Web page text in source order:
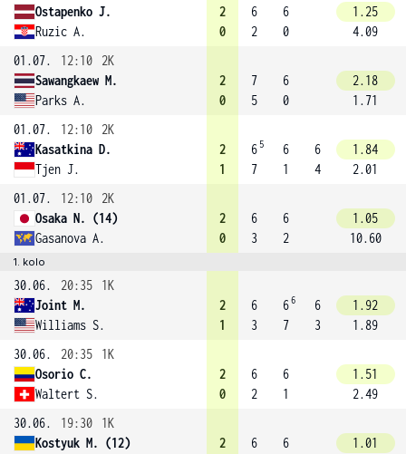
Ostapenko J.
Ruzic A.
2
0
6
2
6
0
1.25
4.09
01.07.
12:10
2K
Sawangkaew M.
Parks A.
2
0
7
5
6
0
2.18
1.71
01.07.
12:10
2K
Kasatkina D.
Tjen J.
2
1
6 5
7
6
1
6
4
1.84
2.01
01.07.
12:10
2K
Osaka N. (14)
Gasanova A.
2
0
6
3
6
2
1.05
10.60
1. kolo
30.06. 20:35
1K
Joint M.
Williams S.
2
1
6
3
66
7
6
3
1.92
1.89
30.06.
20:35
1K
Osorio C.
Waltert S.
2
0
6
2
6
1
1.51
2.49
30.06.
19:30
1K
Kostyuk M. (12)
2
6
6
1.01